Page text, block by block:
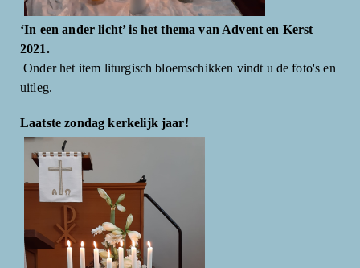
‘In een ander licht’ is het thema van Advent en Kerst
2021.
Onder het item liturgisch bloemschikken vindt u de foto's en
uitleg.
Laatste zondag kerkelijk jaar!